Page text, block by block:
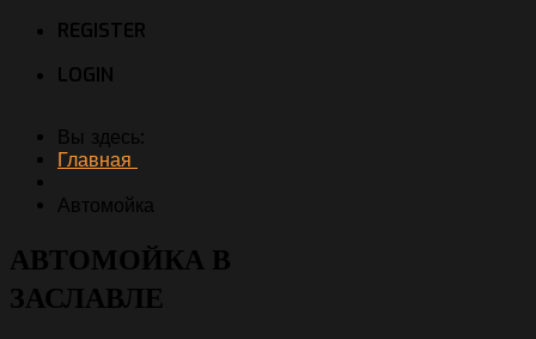
REGISTER
LOGIN
Вы здесь:
Главная
Автомойка
АВТОМОЙКА В
ЗАСЛАВЛЕ